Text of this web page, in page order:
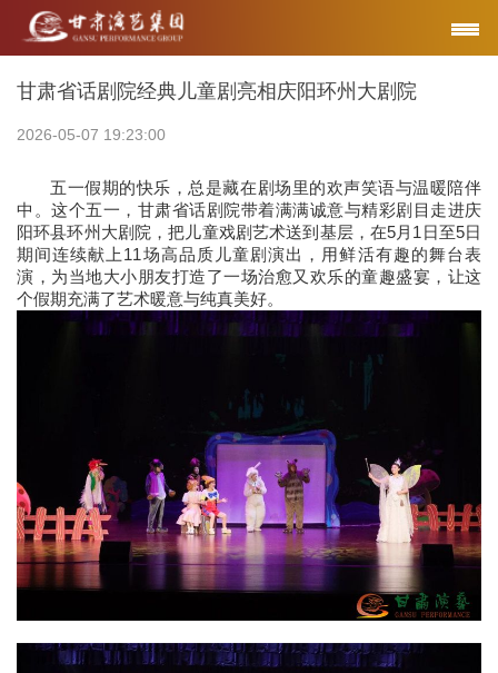
甘肃省话剧院经典儿童剧亮相庆阳环州大剧院
2026-05-07 19:23:00
五一假期的快乐，总是藏在剧场里的欢声笑语与温暖陪伴
中。这个五一，甘肃省话剧院带着满满诚意与精彩剧目走进庆
阳环县环州大剧院，把儿童戏剧艺术送到基层，在5月1日至5日
期间连续献上11场高品质儿童剧演出，用鲜活有趣的舞台表
演，为当地大小朋友打造了一场治愈又欢乐的童趣盛宴，让这
个假期充满了艺术暖意与纯真美好。